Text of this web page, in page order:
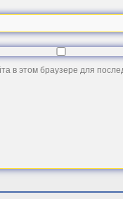
в этом браузере для